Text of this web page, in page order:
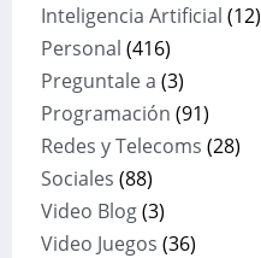
Inteligencia Artificial (12)
Personal (416)
Preguntale a (3)
Programación (91)
Redes y Telecoms (28)
Sociales (88)
Video Blog(3)
Video Juegos (36)